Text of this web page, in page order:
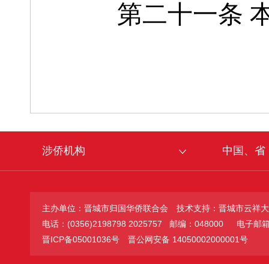
第二十一条 本
涉侨机构 中国、省
主办单位：晋城市归国华侨联合会
技术支持：晋城市云祥
电话：(0356)2198798 2025757 邮编：048000
电子邮
晋ICP备05001036号
晋公网安备 14050002000001号